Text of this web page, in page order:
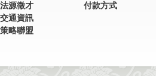
法源徵才
交通資訊
策略聯盟
付款方式